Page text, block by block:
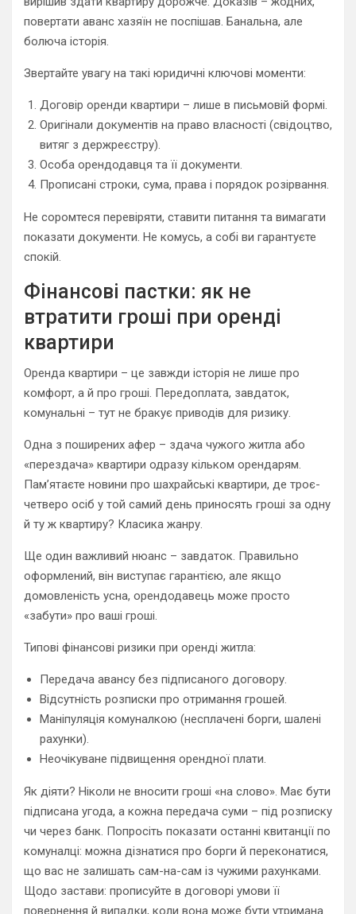
повертати аванс хазяїн не поспішав. Банальна, але
болюча історія.
Звертайте увагу на такі юридичні ключові моменти:
Договір оренди квартири – лише в письмовій формі.
Оригінали документів на право власності (свідоцтво,
витяг з держреєстру).
Особа орендодавця та її документи.
Прописані строки, сума, права і порядок розірвання.
Не соромтеся перевіряти, ставити питання та вимагати
показати документи. Не комусь, а собі ви гарантуєте
спокій.
Фінансові пастки: як не
втратити гроші при оренді
квартири
Оренда квартири – це завжди історія не лише про
комфорт, а й про гроші. Передоплата, завдаток,
комунальні – тут не бракує приводів для ризику.
Одна з поширених афер – здача чужого житла або
«перездача» квартири одразу кільком орендарям.
Пам’ятаєте новини про шахрайські квартири, де троє-
четверо осіб у той самий день приносять гроші за одну
й ту ж квартиру? Класика жанру.
Ще один важливий нюанс – завдаток. Правильно
оформлений, він виступає гарантією, але якщо
домовленість усна, орендодавець може просто
«забути» про ваші гроші.
Типові фінансові ризики при оренді житла:
Передача авансу без підписаного договору.
Відсутність розписки про отримання грошей.
Маніпуляція комуналкою (несплачені борги, шалені
рахунки).
Неочікуване підвищення орендної плати.
Як діяти? Ніколи не вносити гроші «на слово». Має бути
підписана угода, а кожна передача суми – під розписку
чи через банк. Попросіть показати останні квитанції по
комуналці: можна дізнатися про борги й переконатися,
що вас не залишать сам-на-сам із чужими рахунками.
Щодо застави: прописуйте в договорі умови її
повернення й випадки, коли вона може бути утримана.